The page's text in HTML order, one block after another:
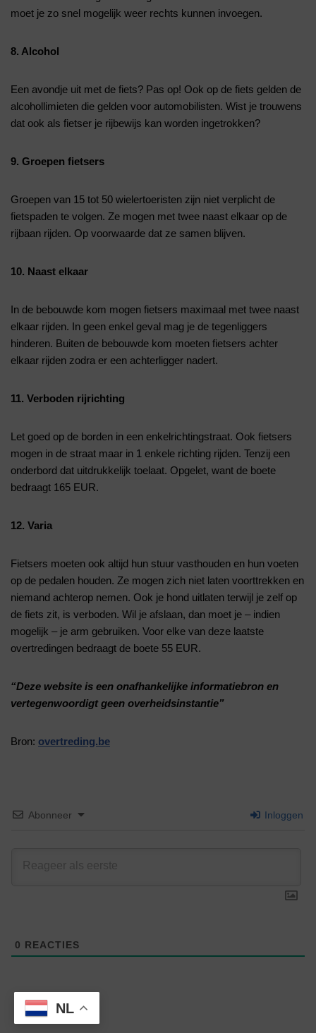
moet je zo snel mogelijk weer rechts kunnen invoegen.
8. Alcohol
Een avondje uit met de fiets? Pas op! Ook op de fiets gelden de
alcohollimieten die gelden voor automobilisten. Wist je trouwens
dat ook als fietser je rijbewijs kan worden ingetrokken?
9. Groepen fietsers
Groepen van 15 tot 50 wielertoeristen zijn niet verplicht de
fietspaden te volgen. Ze mogen met twee naast elkaar op de
rijbaan rijden. Op voorwaarde dat ze samen blijven.
10. Naast elkaar
In de bebouwde kom mogen fietsers maximaal met twee naast
elkaar rijden. In geen enkel geval mag je de tegenliggers
hinderen. Buiten de bebouwde kom moeten fietsers achter
elkaar rijden zodra er een achterligger nadert.
11. Verboden rijrichting
Let goed op de borden in een enkelrichtingstraat. Ook fietsers
mogen in de straat maar in 1 enkele richting rijden. Tenzij een
onderbord dat uitdrukkelijk toelaat. Opgelet, want de boete
bedraagt 165 EUR.
12. Varia
Fietsers moeten ook altijd hun stuur vasthouden en hun voeten
op de pedalen houden. Ze mogen zich niet laten voorttrekken en
niemand achterop nemen. Ook je hond uitlaten terwijl je zelf op
de fiets zit, is verboden. Wil je afslaan, dan moet je – indien
mogelijk – je arm gebruiken. Voor elke van deze laatste
overtredingen bedraagt de boete 55 EUR.
“Deze website is een onafhankelijke informatiebron en
vertegenwoordigt geen overheidsinstantie”
Bron: overtreding.be
Abonneer Inloggen
0 REACTIES
NL